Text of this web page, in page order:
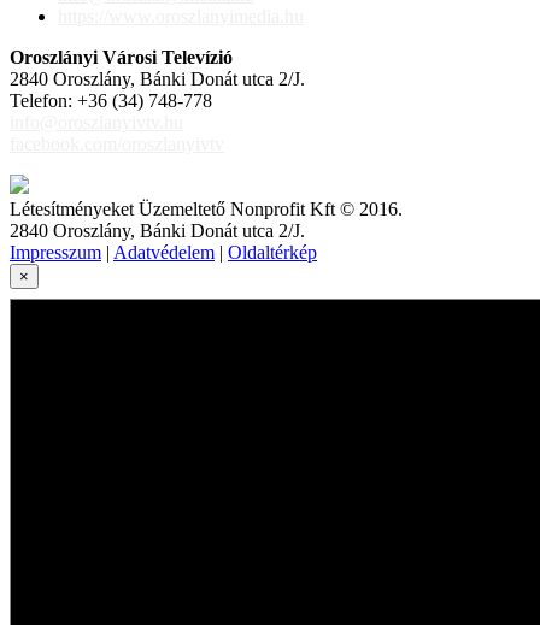
Oroszlányi Városi Televízió
2840 Oroszlány, Bánki Donát utca 2/J.
Telefon: +36 (34) 748-778
Létesítményeket Üzemeltető Nonprofit Kft © 2016.
2840 Oroszlány, Bánki Donát utca 2/J.
Impresszum | Adatvédelem | Oldaltérkép
×